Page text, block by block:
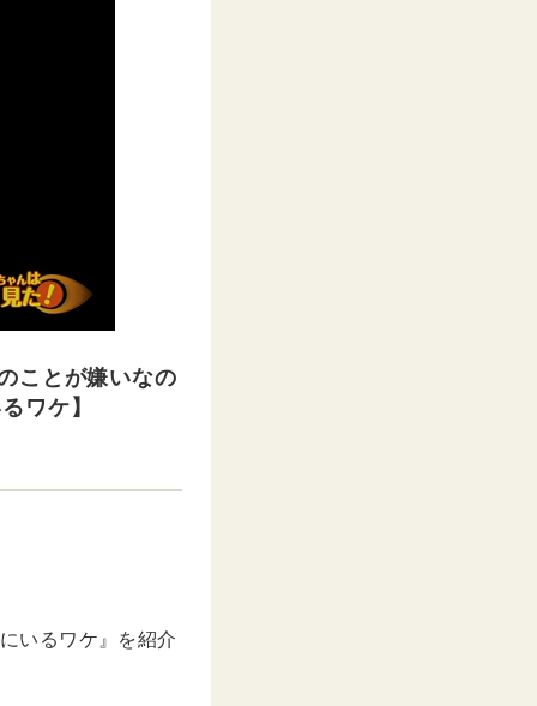
ことが嫌いなの
ワケ】
いるワケ』を紹介